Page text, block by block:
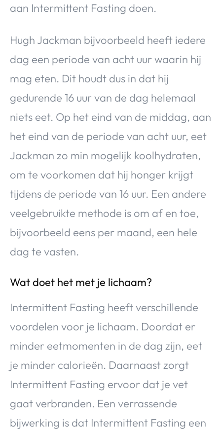
aan Intermittent Fasting doen.
Hugh Jackman bijvoorbeeld heeft iedere
dag een periode van acht uur waarin hij
mag eten. Dit houdt dus in dat hij
gedurende 16 uur van de dag helemaal
niets eet. Op het eind van de middag, aan
het eind van de periode van acht uur, eet
Jackman zo min mogelijk koolhydraten,
om te voorkomen dat hij honger krijgt
tijdens de periode van 16 uur. Een andere
veelgebruikte methode is om af en toe,
bijvoorbeeld eens per maand, een hele
dag te vasten.
Wat doet het met je lichaam?
Intermittent Fasting heeft verschillende
voordelen voor je lichaam. Doordat er
minder eetmomenten in de dag zijn, eet
je minder calorieën. Daarnaast zorgt
Intermittent Fasting ervoor dat je vet
gaat verbranden. Een verrassende
bijwerking is dat Intermittent Fasting een